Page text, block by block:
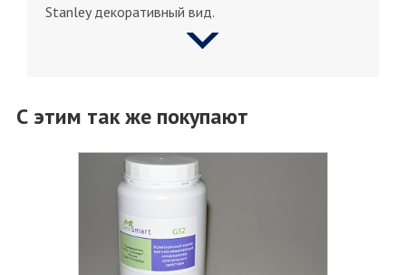
Stanley декоративный вид.
С этим так же покупают